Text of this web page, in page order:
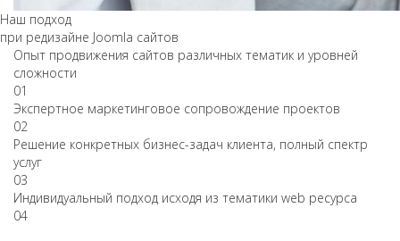
Наш подход
при редизайне Joomla сайтов
Опыт продвижения сайтов различных тематик и уровней
сложности
01
Экспертное маркетинговое сопровождение проектов
02
Решение конкретных бизнес-задач клиента, полный спектр
услуг
03
Индивидуальный подход исходя из тематики web ресурса
04